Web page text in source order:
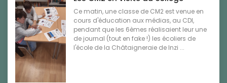
Ce matin, une classe de CM2 est venue en
cours d'éducation aux médias, au CDI,
pendant que les 6èmes réalisaient leur une
de journal (tout en fake !) les écoliers de
l'école de la Châtaigneraie de Inzi ...